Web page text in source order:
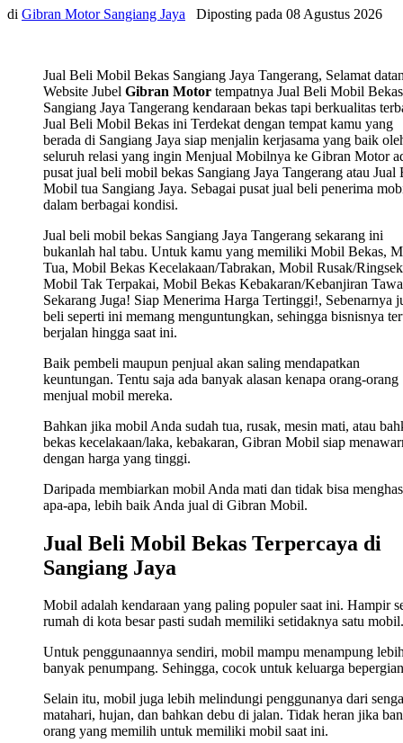
di Gibran Motor Sangiang Jaya Diposting pada 08 Agustus 2026
Jual Beli Mobil Bekas Sangiang Jaya Tangerang, Selamat
Website Jubel Gibran Motor tempatnya Jual Beli Mobil Bekas
Sangiang Jaya Tangerang kendaraan bekas tapi berkualitas
Jual Beli Mobil Bekas ini Terdekat dengan tempat kamu yang
berada di Sangiang Jaya siap menjalin kerjasama yang baik
seluruh relasi yang ingin Menjual Mobilnya ke Gibran Motor
pusat jual beli mobil bekas Sangiang Jaya Tangerang atau Jual
Mobil tua Sangiang Jaya. Sebagai pusat jual beli penerima
dalam berbagai kondisi.
Jual beli mobil bekas Sangiang Jaya Tangerang sekarang ini
bukanlah hal tabu. Untuk kamu yang memiliki Mobil Bekas,
Tua, Mobil Bekas Kecelakaan/Tabrakan, Mobil Rusak/
Mobil Tak Terpakai, Mobil Bekas Kebakaran/Kebanjiran
Sekarang Juga! Siap Menerima Harga Tertinggi!, Sebenarnya
beli seperti ini memang menguntungkan, sehingga bisnisnya
berjalan hingga saat ini.
Baik pembeli maupun penjual akan saling mendapatkan
keuntungan. Tentu saja ada banyak alasan kenapa orang-orang
menjual mobil mereka.
Bahkan jika mobil Anda sudah tua, rusak, mesin mati, atau
bekas kecelakaan/laka, kebakaran, Gibran Mobil siap
dengan harga yang tinggi.
Daripada membiarkan mobil Anda mati dan tidak bisa
apa-apa, lebih baik Anda jual di Gibran Mobil.
Jual Beli Mobil Bekas Terpercaya di
Sangiang Jaya
Mobil adalah kendaraan yang paling populer saat ini. Hampir
rumah di kota besar pasti sudah memiliki setidaknya satu mobil.
Untuk penggunaannya sendiri, mobil mampu menampung
banyak penumpang. Sehingga, cocok untuk keluarga
Selain itu, mobil juga lebih melindungi penggunanya dari
matahari, hujan, dan bahkan debu di jalan. Tidak heran jika
orang yang memilih untuk memiliki mobil saat ini.